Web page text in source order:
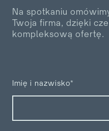
Na spotkaniu
Twoja firma, dzięki
kompleksową ofertę.
Imię i nazwisko*